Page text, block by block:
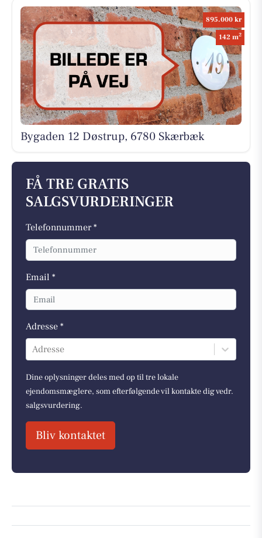
895.000 kr
142 m2
Bygaden 12 Døstrup, 6780 Skærbæk
FÅ TRE GRATIS
SALGSVURDERINGER
Telefonnummer *
Email *
Adresse *
Adresse
Dine oplysninger deles med op til tre lokale
ejendomsmæglere, som efterfølgende vil kontakte dig vedr.
salgsvurdering.
Bliv kontaktet